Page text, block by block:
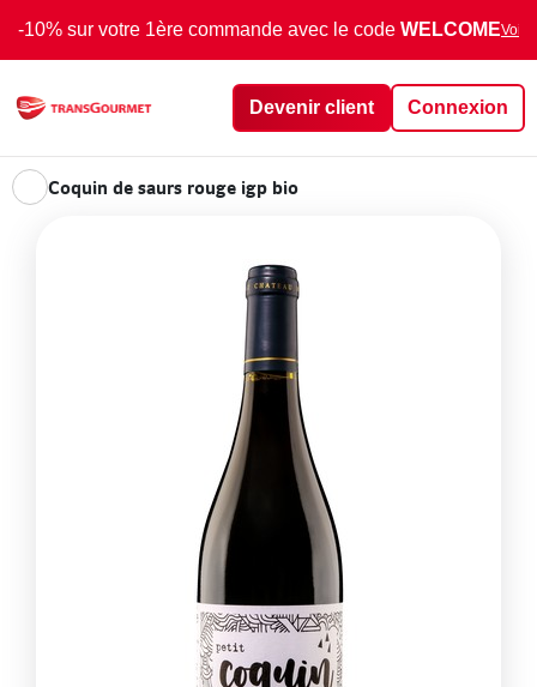
-10% sur votre 1ère commande avec le code WELCOMEVoir
Devenir client Connexion
Coquin de saurs rouge igp bio